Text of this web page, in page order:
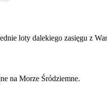
loty dalekiego zasięgu z
na Morze Śródziemne.